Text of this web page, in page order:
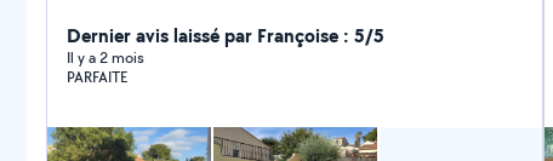
debrousaillage...), petite maçonnerie, cloture, pergola,
montage meubles en kit, petit électricité ( installation
éclairage extérieure, changement moteur volet
Dernier avis laissé par Françoise : 5/5
Il y a 2 mois
PARFAITE